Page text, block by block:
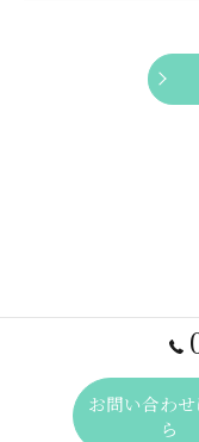
お問い合わせ
ら